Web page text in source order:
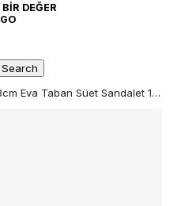
DEĞER
Hawen Angels Kadın 3cm Eva Taban Süet Sandalet 156-29